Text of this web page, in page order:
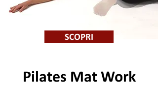
SCOPRI
Pilates Mat Work